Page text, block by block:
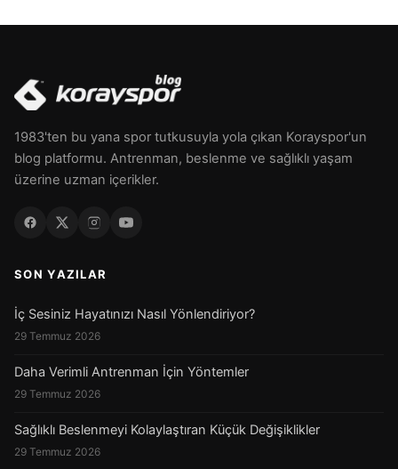
1983'ten bu yana spor tutkusuyla yola çıkan Korayspor'un
blog platformu. Antrenman, beslenme ve sağlıklı yaşam
üzerine uzman içerikler.
SON YAZILAR
İç Sesiniz Hayatınızı Nasıl Yönlendiriyor?
29 Temmuz 2026
Daha Verimli Antrenman İçin Yöntemler
29 Temmuz 2026
Sağlıklı Beslenmeyi Kolaylaştıran Küçük Değişiklikler
29 Temmuz 2026